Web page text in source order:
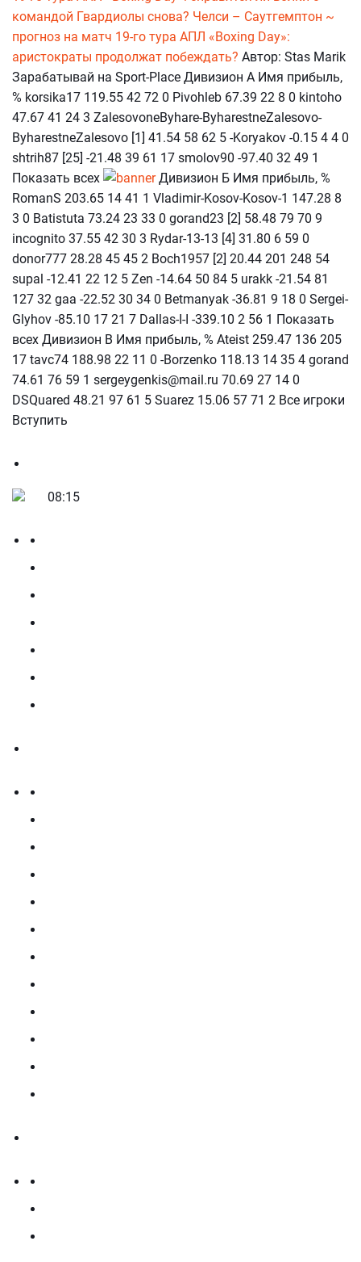
командой Гвардиолы снова? Челси – Саутгемптон ~
прогноз на матч 19-го тура АПЛ «Boxing Day»:
аристократы продолжат побеждать? Автор: Stas Marik
Зарабатывай на Sport-Place Дивизион А Имя прибыль,
% korsika17 119.55 42 72 0 Pivohleb 67.39 22 8 0 kintoho
47.67 41 24 3 ZalesovoneByhare-ByharestneZalesovo-
ByharestneZalesovo [1] 41.54 58 62 5 -Koryakov -0.15 4 4 0
shtrih87 [25] -21.48 39 61 17 smolov90 -97.40 32 49 1
Показать всех
Дивизион Б Имя прибыль, %
RomanS 203.65 14 41 1 Vladimir-Kosov-Kosov-1 147.28 8
3 0 Batistuta 73.24 23 33 0 gorand23 [2] 58.48 79 70 9
incognito 37.55 42 30 3 Rydar-13-13 [4] 31.80 6 59 0
donor777 28.28 45 45 2 Boch1957 [2] 20.44 201 248 54
supal -12.41 22 12 5 Zen -14.64 50 84 5 urakk -21.54 81
127 32 gaa -22.52 30 34 0 Betmanyak -36.81 9 18 0 Sergei-
Glyhov -85.10 17 21 7 Dallas-I-I -339.10 2 56 1 Показать
всех Дивизион В Имя прибыль, % Ateist 259.47 136 205
17 tavc74 188.98 22 11 0 -Borzenko 118.13 14 35 4 gorand
74.61 76 59 1 sergeygenkis@mail.ru 70.69 27 14 0
DSQuared 48.21 97 61 5 Suarez 15.06 57 71 2 Все игроки
Вступить
08:15